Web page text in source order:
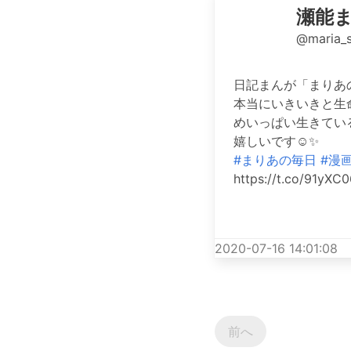
瀬能
日記まんが「まり
本当にいきいきと
めいっぱい生きて
嬉しいです☺️✨
#まりあの毎日 #漫
https://t.co/
2020-07-16 14:01:08
前へ